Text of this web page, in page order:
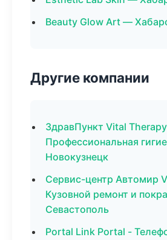
Beauty Glow Art —
Другие компании
ЗдравПункт Vital
Профессиональная
Новокузнецк
Сервис-центр Автомир
Кузовной ремонт и
Севастополь
Portal Link Portal -